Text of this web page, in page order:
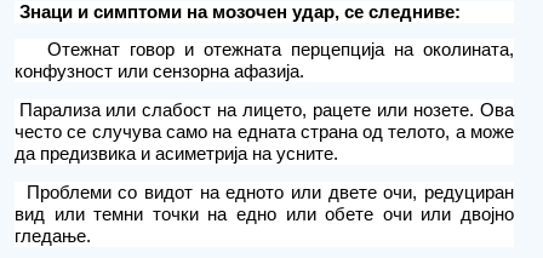
Знаци и симптоми на мозочен удар, се следниве:
Отежнат говор и отежната перцепција на околината,
конфузност или сензорна афазија.
Парализа или слабост на лицето, рацете или нозете. Ова
често се случува само на едната страна од телото, а може
да предизвика и асиметрија на усните.
Проблеми со видот на едното или двете очи, редуциран
вид или темни точки на едно или обете очи или двојно
гледање.